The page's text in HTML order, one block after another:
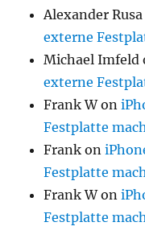
Alexander Rusa
externe
Michael Imfeld
externe
Frank Won
Festplatte
Frank on
Festplatte
Frank Won
Festplatte